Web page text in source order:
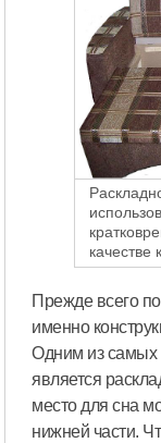
качестве
Прежде всего
именно
Одним из самых
является
место для сна
нижней части.